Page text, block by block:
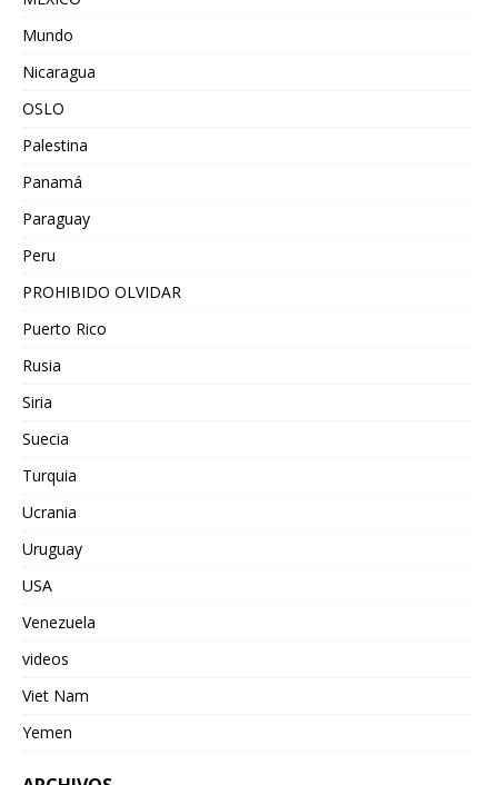
Mundo
Nicaragua
OSLO
Palestina
Panamá
Paraguay
Peru
PROHIBIDO OLVIDAR
Puerto Rico
Rusia
Siria
Suecia
Turquia
Ucrania
Uruguay
USA
Venezuela
videos
Viet Nam
Yemen